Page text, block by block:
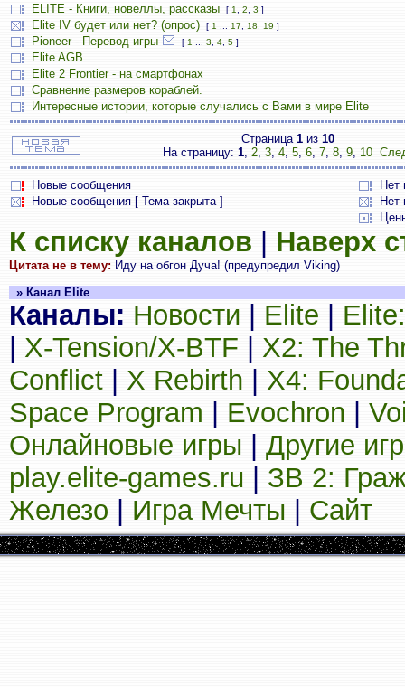
ELITE - Книги, новеллы, рассказы [ 1 2 3 ]
Elite IV будет или нет? (опрос) [ 1 17 18 19 ]
Pioneer - Перевод игры [ 1 3 4 5 ]
Elite AGB
Elite 2 Frontier - на смартфонах
Сравнение размеров кораблей.
Интересные истории, которые случались с Вами в мире Elite
Страница 1из 10
На страницу: 1, 2, 3, 4, 5, 6, 7, 8, 9, 10
Новые сообщения
Нет
Новые сообщения [ Тема закрыта ]
Нет
К списку каналов Наверх
Цитата не в тему: Иду на обгон Дуча! (предупредил Viking)
» Канал Elite
Каналы: Новости Elite
X-Tension/X-BTF
X2: The
Conflict
X Rebirth
X4:
Space Program
Evochron
Онлайновые игры
Другие
play.elite-games.ru
ЗВ 2:
Железо
Игра Мечты Сайт